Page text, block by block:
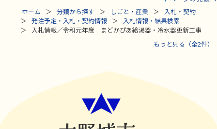
ホーム
分類から探す しごと・産業
入札・契約
発注予定・入札・契約情報
入札情報・結果検索
入札情報／令和元年度 まどかぴあ給湯器・冷水器更新工事
もっと見る（全2件）